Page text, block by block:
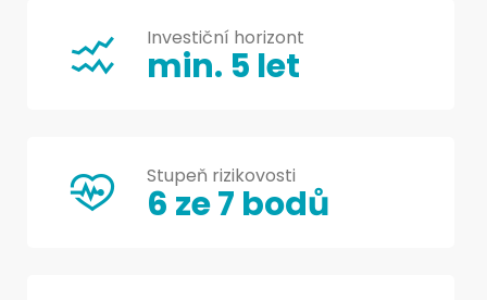
Investiční horizont
min. 5 let
Stupeň rizikovosti
6 ze 7 bodů